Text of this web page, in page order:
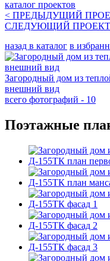
каталог проектов
< ПРЕДЫДУЩИЙ
СЛЕДУЮЩИЙ ПРОЕКТ
назад в каталог в
Загородный дом из
внешний вид
всего фотографий - 10
Поэтажные